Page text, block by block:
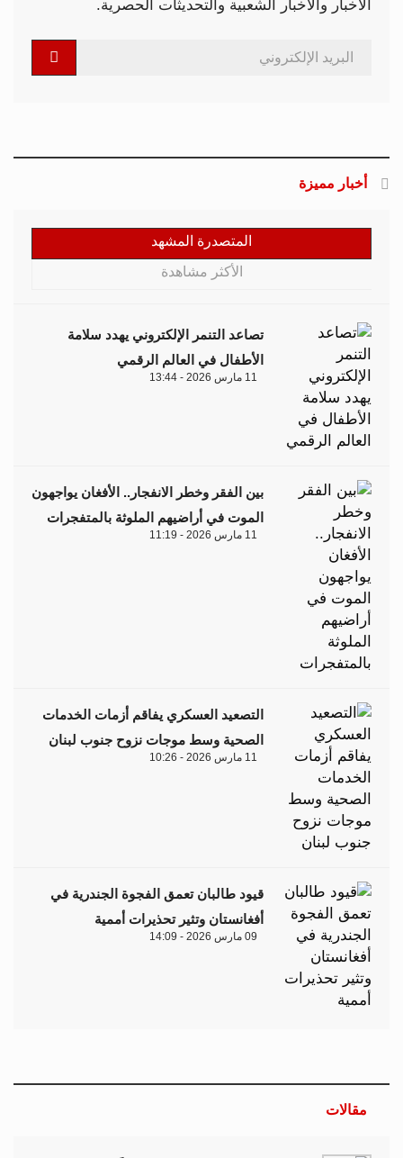
الأخبار والأخبار الشعبية والتحديثات الحصرية.
أخبار مميزة
المتصدرة المشهد
الأكثر مشاهدة
تصاعد التنمر الإلكتروني يهدد سلامة
الأطفال في العالم الرقمي
11 مارس 2026 - 13:44
بين الفقر وخطر الانفجار.. الأفغان يواجهون
الموت في أراضيهم الملوثة بالمتفجرات
11 مارس 2026 - 11:19
التصعيد العسكري يفاقم أزمات الخدمات
الصحية وسط موجات نزوح جنوب لبنان
11 مارس 2026 - 10:26
قيود طالبان تعمق الفجوة الجندرية في
أفغانستان وتثير تحذيرات أممية
09 مارس 2026 - 14:09
مقالات